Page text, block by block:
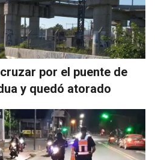
por el puente de
y quedó atorado